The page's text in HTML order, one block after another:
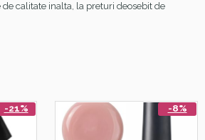
calitate inalta, la preturi deosebit de
-21% -8%